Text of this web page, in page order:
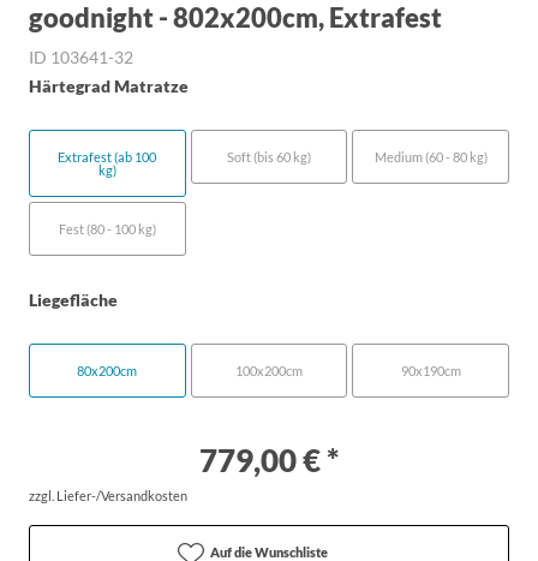
goodnight - 802x200cm, Extrafest
ID 103641-32
Härtegrad Matratze
Extrafest (ab 100
kg)
Soft (bis 60 kg) Medium (60 - 80 kg)
Fest (80 - 100 kg)
Liegefläche
80x200cm 100x200cm 90x190cm
779,00 € *
zzgl. Liefer-/Versandkosten
Auf die Wunschliste